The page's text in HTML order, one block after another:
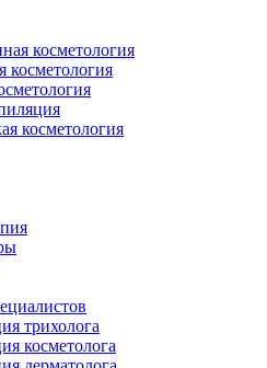
косметология
косметология
косметология
трихолога
косметолога